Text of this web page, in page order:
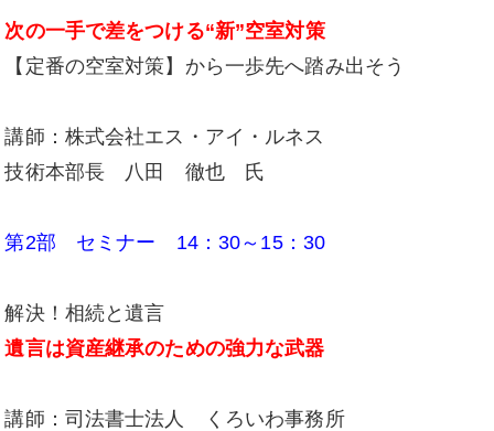
次の一手で差をつける“新”空室対策
【定番の空室対策】から一歩先へ踏み出そう
講師：株式会社エス・アイ・ルネス
技術本部長 八田 徹也 氏
第2部 セミナー 14：30～15：30
解決！相続と遺言
遺言は資産継承のための強力な武器
講師：司法書士法人 くろいわ事務所